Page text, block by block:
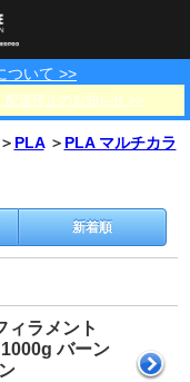
ついて >>
配達停止のお知らせ >>
Bambu Lab
エキマテ レジン
＞ PLA ＞ PLA マルチカラ
新着順
ィラメント
バーン